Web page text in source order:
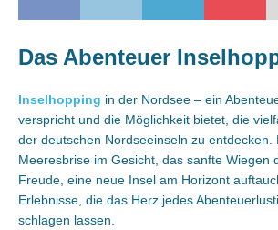
Das Abenteuer
Inselhopping in der Nordsee – ein
verspricht und die Möglichkeit bietet, die
der deutschen Nordseeinseln zu entdecken.
Meeresbrise im Gesicht, das sanfte Wiegen
Freude, eine neue Insel am Horizont
Erlebnisse, die das Herz jedes
schlagen lassen.